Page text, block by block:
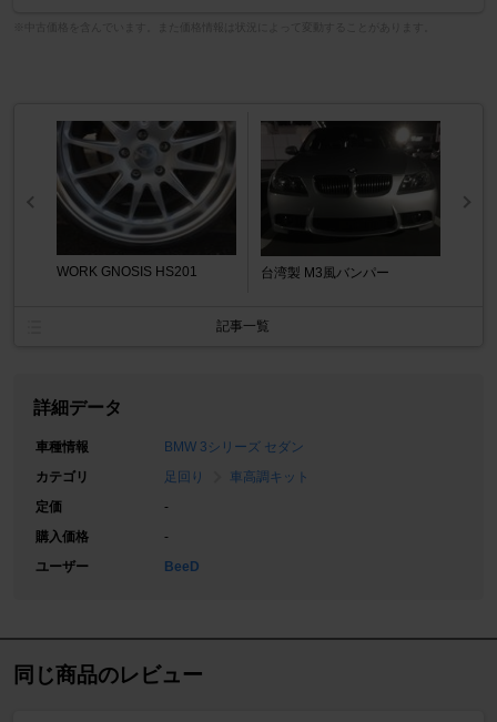
WORK GNOSIS HS201 台湾製 M3風バンパー
記事一覧
詳細データ
車種情報
BMW 3シリーズ セダン
カテゴリ
足回り
車高調キット
定価
-
購入価格
-
ユーザー
BeeD
同じ商品のレビュー